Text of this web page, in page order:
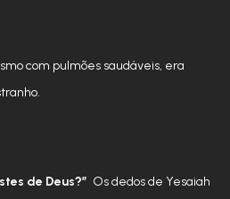
com pulmões saudáveis, era
de Deus?” Os dedos de Yesaiah